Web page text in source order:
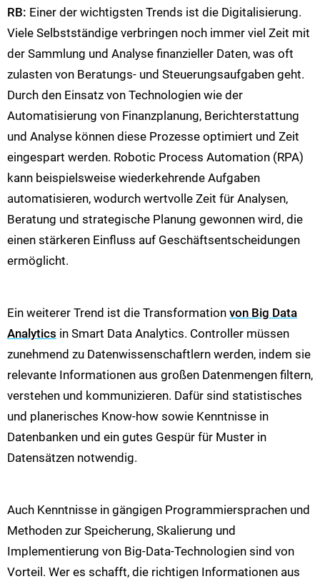
RB: Einer der wichtigsten Trends ist die Digitalisierung.
Viele Selbstständige verbringen noch immer viel Zeit mit
der Sammlung und Analyse finanzieller Daten, was oft
zulasten von Beratungs- und Steuerungsaufgaben geht.
Durch den Einsatz von Technologien wie der
Automatisierung von Finanzplanung, Berichterstattung
und Analyse können diese Prozesse optimiert und Zeit
eingespart werden. Robotic Process Automation (RPA)
kann beispielsweise wiederkehrende Aufgaben
automatisieren, wodurch wertvolle Zeit für Analysen,
Beratung und strategische Planung gewonnen wird, die
einen stärkeren Einfluss auf Geschäftsentscheidungen
ermöglicht​​.
Ein weiterer Trend ist die Transformation von Big Data
Analytics in Smart Data Analytics. Controller müssen
zunehmend zu Datenwissenschaftlern werden, indem sie
relevante Informationen aus großen Datenmengen filtern,
verstehen und kommunizieren. Dafür sind statistisches
und planerisches Know-how sowie Kenntnisse in
Datenbanken und ein gutes Gespür für Muster in
Datensätzen notwendig.
Auch Kenntnisse in gängigen Programmiersprachen und
Methoden zur Speicherung, Skalierung und
Implementierung von Big-Data-Technologien sind von
Vorteil. Wer es schafft, die richtigen Informationen aus